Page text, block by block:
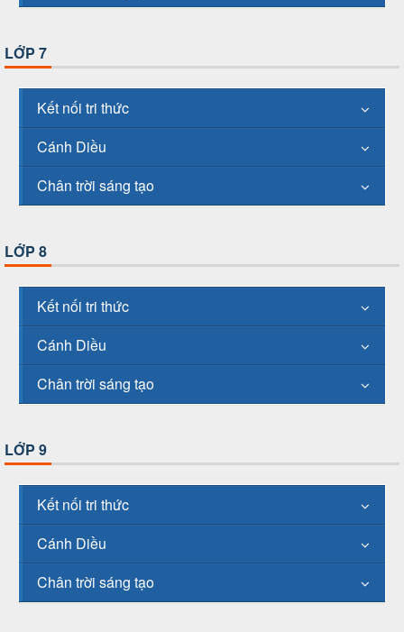
LỚP 7
Kết nối tri thức
Cánh Diều
Chân trời sáng tạo
LỚP 8
Kết nối tri thức
Cánh Diều
Chân trời sáng tạo
LỚP 9
Kết nối tri thức
Cánh Diều
Chân trời sáng tạo